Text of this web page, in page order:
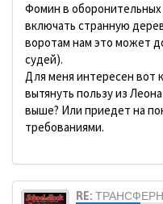
Фомин в
включать странную
воротам нам это может
судей).
Для меня интересен вот
вытянуть пользу из
выше? Или приедет на
требованиями.
RE: